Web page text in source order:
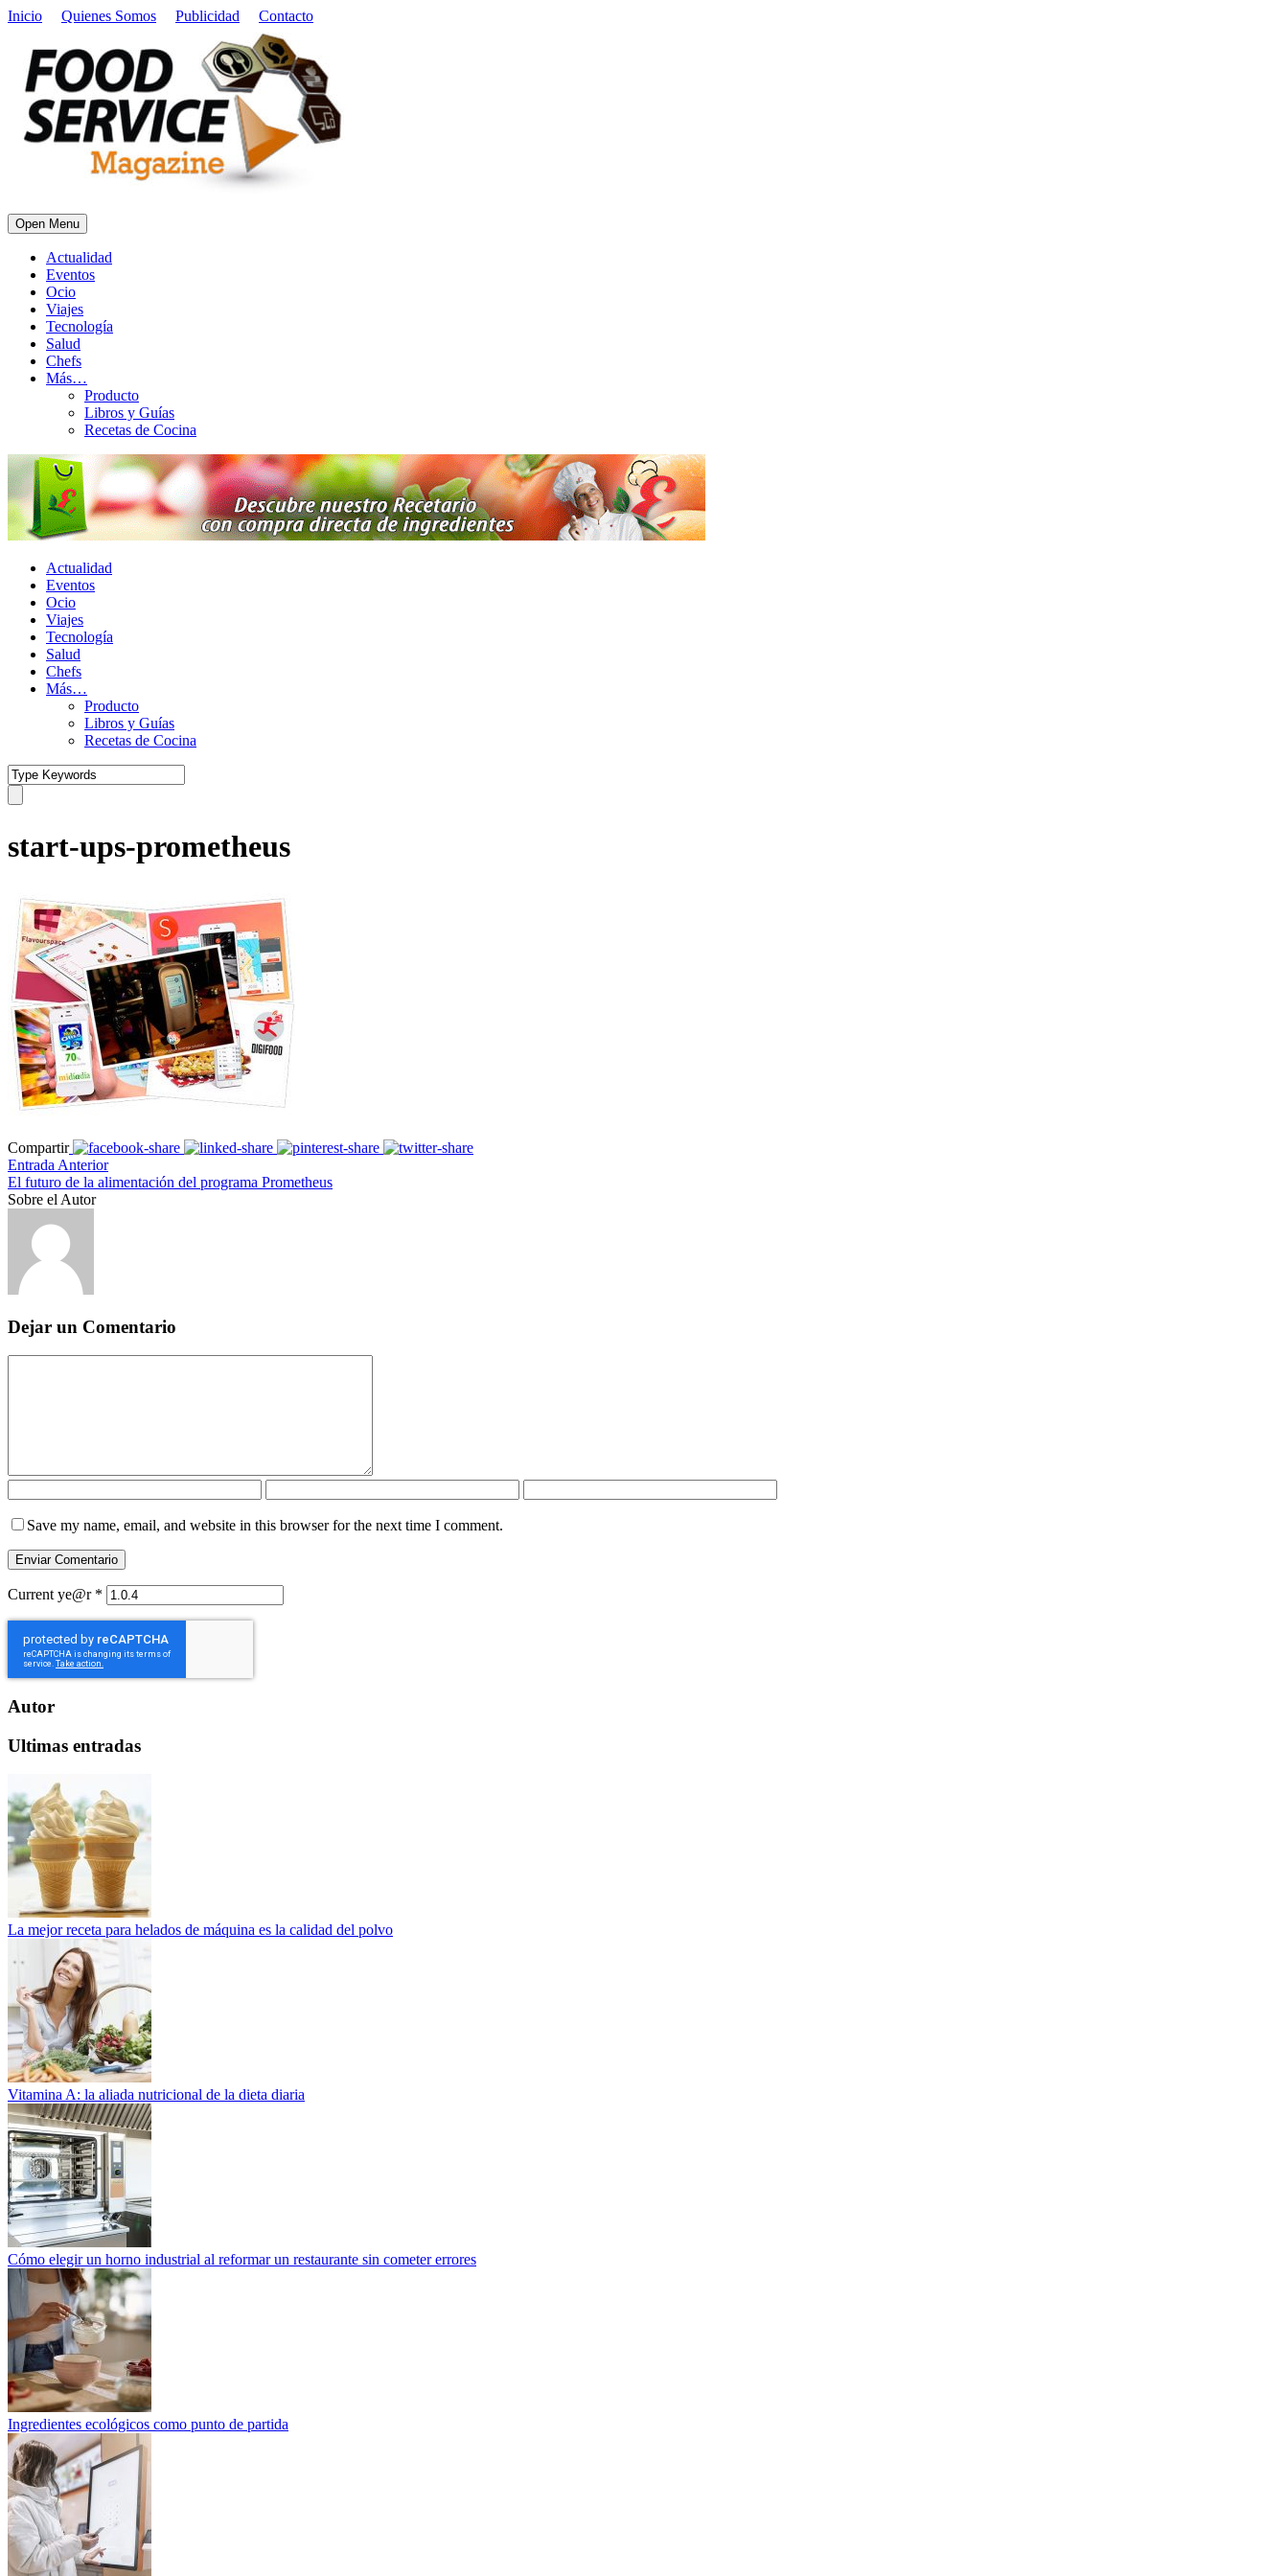
Inicio Quienes Somos Publicidad Contacto
Open Menu
Actualidad
Eventos
Ocio
Viajes
Tecnología
Salud
Chefs
Más…
Producto
Libros y Guías
Recetas de Cocina
Actualidad
Eventos
Ocio
Viajes
Tecnología
Salud
Chefs
Más…
Producto
Libros y Guías
Recetas de Cocina
start-ups-prometheus
Compartir
Entrada Anterior
El futuro de la alimentación del programa Prometheus
Sobre el Autor
Dejar un Comentario
Save my name, email, and website in this browser for the next time I comment.
Current ye@r *
Autor
Ultimas entradas
La mejor receta para helados de máquina es la calidad del polvo
Vitamina A: la aliada nutricional de la dieta diaria
Cómo elegir un horno industrial al reformar un restaurante sin cometer errores
Ingredientes ecológicos como punto de partida